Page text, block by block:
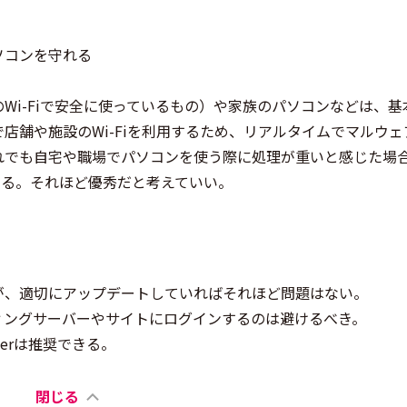
ンを守れる
Fiで安全に使っているもの）や家族のパソコンなどは、基
舗や施設のWi-Fiを利用するため、リアルタイムでマルウェ
も自宅や職場でパソコンを使う際に処理が重いと感じた場
それほど優秀だと考えていい。
適切にアップデートしていればそれほど問題はない。
グサーバーやサイトにログインするのは避けるべき。
は推奨できる。
閉じる